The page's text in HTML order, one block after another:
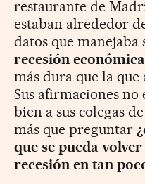
restaurante de
estaban alrededor
datos que manejaba
recesión económica
más dura que la que
Sus afirmaciones no
bien a sus colegas
más que preguntar
que se pueda
recesión en tan